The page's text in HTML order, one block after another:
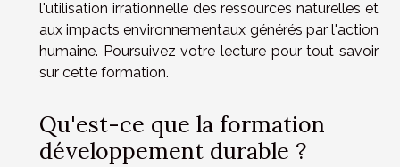
l'utilisation irrationnelle des ressources naturelles et
aux impacts environnementaux générés par l'action
humaine. Poursuivez votre lecture pour tout savoir
sur cette formation.
Qu'est-ce que la formation
développement durable ?